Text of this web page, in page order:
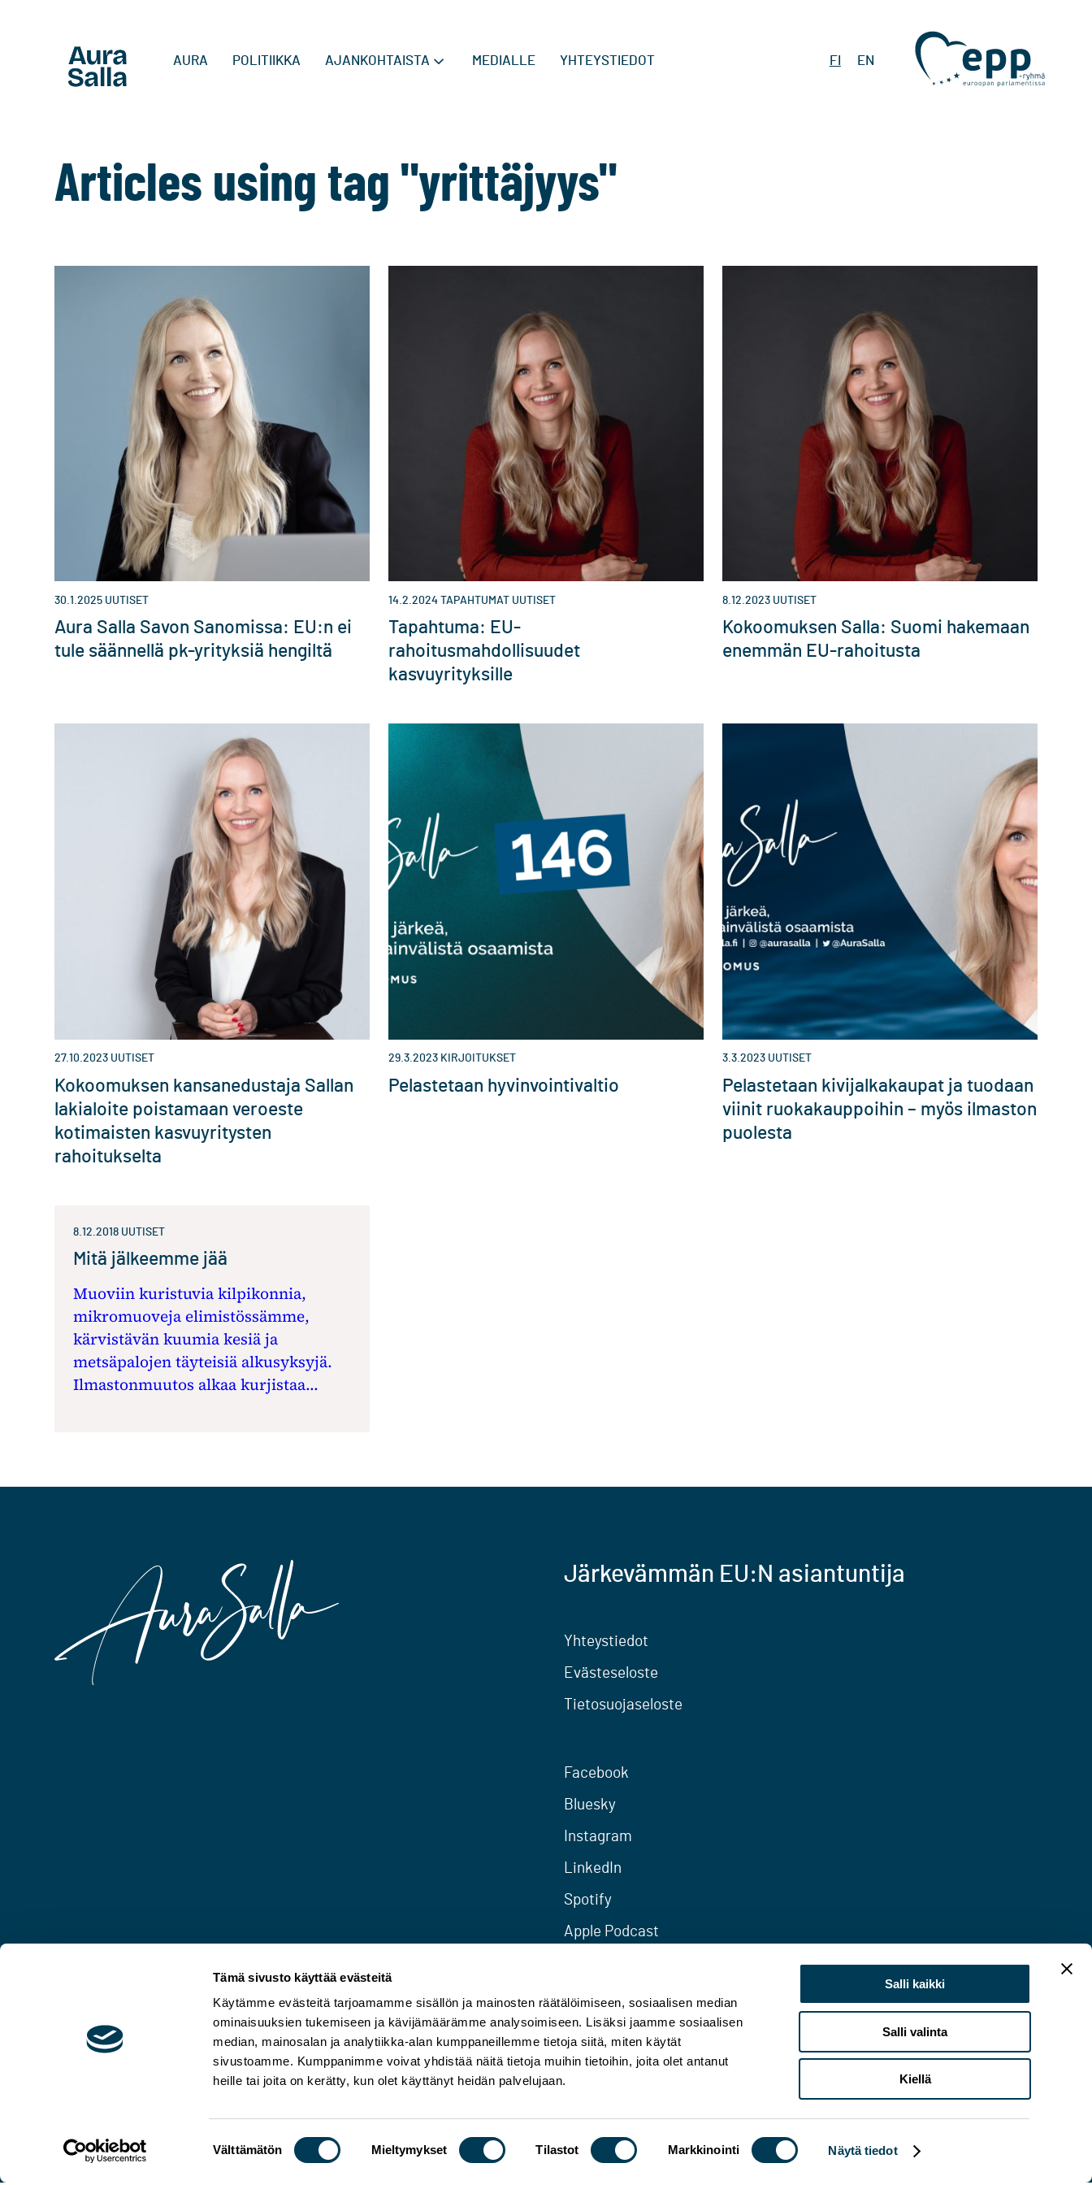
Tämä sivusto käyttää evästeitä
Käytämme evästeitä tarjoamamme sisällön ja mainosten räätälöimiseen, sosiaalisen median
ominaisuuksien tukemiseen ja kävijämäärämme analysoimiseen. Lisäksi jaamme sosiaalisen
median, mainosalan ja analytiikka-alan kumppaneillemme tietoja siitä, miten käytät
sivustoamme. Kumppanimme voivat yhdistää näitä tietoja muihin tietoihin, joita olet antanut
heille tai joita on kerätty, kun olet käyttänyt heidän palvelujaan.
Välttämätön Mieltymykset Tilastot Markkinointi Näytä tiedot
Salli kaikki
Salli valinta
Kiellä
AURA POLITIIKKA AJANKOHTAISTA MEDIALLE YHTEYSTIEDOT FI EN
Articles using tag "yrittäjyys"
30.1.2025 UUTISET
Aura Salla Savon Sanomissa: EU:n ei
tule säännellä pk-​yrityksiä hengiltä
14.2.2024 TAPAHTUMAT UUTISET
Tapahtuma: EU-
rahoitusmahdollisuudet
kasvuyrityksille
8.12.2023 UUTISET
Kokoomuksen Salla: Suomi hakemaan
enemmän EU-rahoitusta
27.10.2023 UUTISET
Kokoomuksen kansanedustaja Sallan
lakialoite poistamaan veroeste
kotimaisten kasvuyritysten
rahoitukselta
29.3.2023 KIRJOITUKSET
Pelastetaan hyvinvointivaltio
3.3.2023 UUTISET
Pelastetaan kivijalkakaupat ja tuodaan
viinit ruokakauppoihin – myös ilmaston
puolesta
8.12.2018 UUTISET
Mitä jälkeemme jää
Muoviin kuristuvia kilpikonnia,
mikromuoveja elimistössämme,
kärvistävän kuumia kesiä ja
metsäpalojen täyteisiä alkusyksyjä.
Ilmastonmuutos alkaa kurjistaa...
Järkevämmän EU:N asiantuntija
Yhteystiedot
Evästeseloste
Tietosuojaseloste
Facebook
Bluesky
Instagram
LinkedIn
Spotify
Apple Podcast